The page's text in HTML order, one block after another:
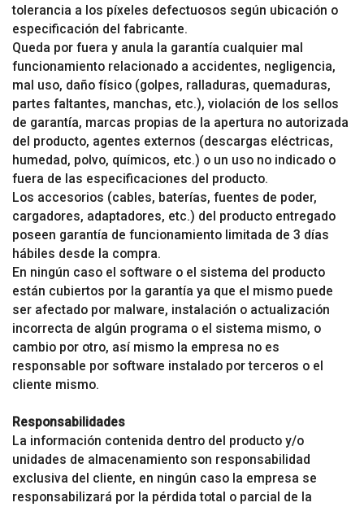
tolerancia a los píxeles defectuosos según ubicación o
especificación del fabricante.
Queda por fuera y anula la garantía cualquier mal
funcionamiento relacionado a accidentes, negligencia,
mal uso, daño físico (golpes, ralladuras, quemaduras,
partes faltantes, manchas, etc.), violación de los sellos
de garantía, marcas propias de la apertura no autorizada
del producto, agentes externos (descargas eléctricas,
humedad, polvo, químicos, etc.) o un uso no indicado o
fuera de las especificaciones del producto.
Los accesorios (cables, baterías, fuentes de poder,
cargadores, adaptadores, etc.) del producto entregado
poseen garantía de funcionamiento limitada de 3 días
hábiles desde la compra.
En ningún caso el software o el sistema del producto
están cubiertos por la garantía ya que el mismo puede
ser afectado por malware, instalación o actualización
incorrecta de algún programa o el sistema mismo, o
cambio por otro, así mismo la empresa no es
responsable por software instalado por terceros o el
cliente mismo.
Responsabilidades
La información contenida dentro del producto y/o
unidades de almacenamiento son responsabilidad
exclusiva del cliente, en ningún caso la empresa se
responsabilizará por la pérdida total o parcial de la